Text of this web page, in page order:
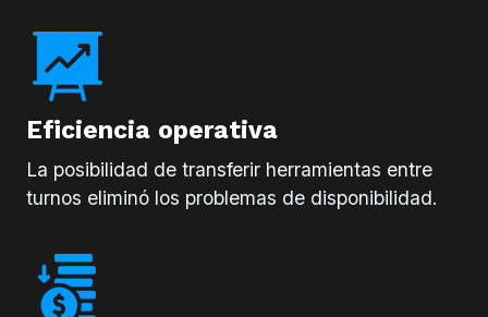
Eficiencia operativa
La posibilidad de transferir herramientas entre
turnos eliminó los problemas de disponibilidad.